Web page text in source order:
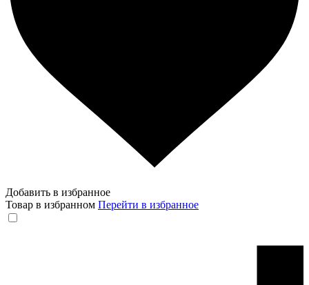
Добавить в избранное
Товар в избранном Перейти в избранное